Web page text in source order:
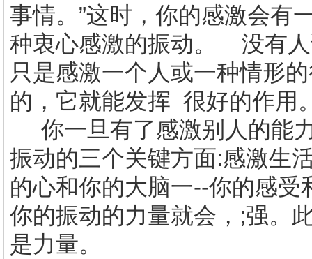
事情。”这时，你的感激会有
种衷心感激的振动。 没有人
只是感激一个人或一种情形
的，它就能发挥 很好的作
你一旦有了感激别人的能
振动的三个关键方面:感激生
的心和你的大脑一--你的感
你的振动的力量就会，;强。
是力量。